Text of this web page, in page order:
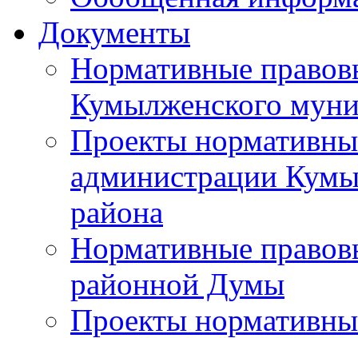
Документы
Нормативные
Кумылженского
Проекты
администрации
района
Нормативные
районной Думы
Проекты